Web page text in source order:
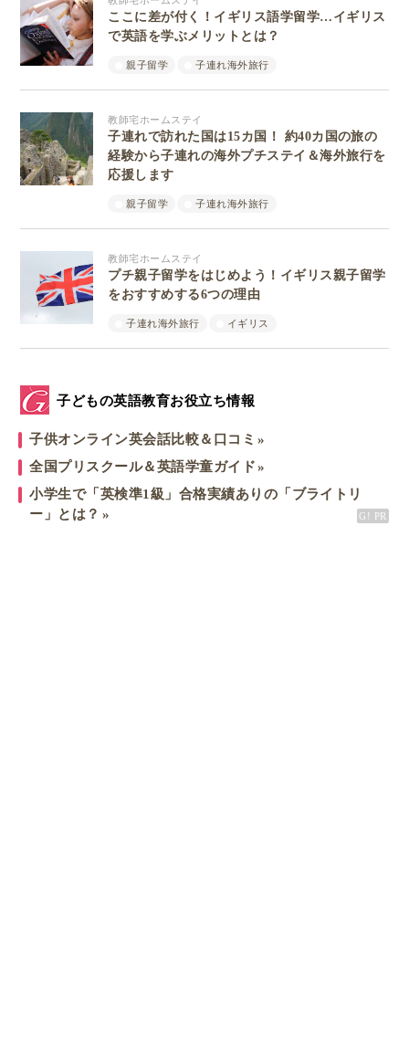
ここに差が付く！イギリス語学留学…イギリス
で英語を学ぶメリットとは？
親子留学 子連れ海外旅行
教師宅ホームステイ
子連れで訪れた国は15カ国！ 約40カ国の旅の
経験から子連れの海外プチステイ＆海外旅行を
応援します
親子留学 子連れ海外旅行
教師宅ホームステイ
プチ親子留学をはじめよう！イギリス親子留学
をおすすめする6つの理由
子連れ海外旅行 イギリス
子どもの英語教育お役立ち情報
子供オンライン英会話比較＆口コミ
全国プリスクール＆英語学童ガイド
小学生で「英検準1級」合格実績ありの「ブライトリ
ー」とは？